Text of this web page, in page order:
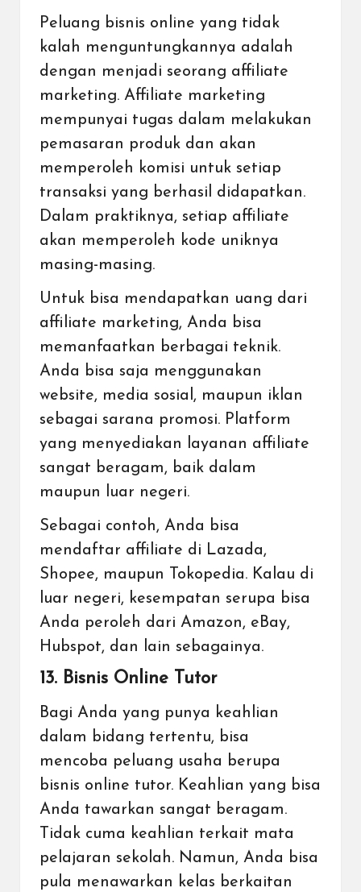
Peluang bisnis online yang tidak
kalah menguntungkannya adalah
dengan menjadi seorang affiliate
marketing. Affiliate marketing
mempunyai tugas dalam melakukan
pemasaran produk dan akan
memperoleh komisi untuk setiap
transaksi yang berhasil didapatkan.
Dalam praktiknya, setiap affiliate
akan memperoleh kode uniknya
masing-masing.
Untuk bisa mendapatkan uang dari
affiliate marketing, Anda bisa
memanfaatkan berbagai teknik.
Anda bisa saja menggunakan
website, media sosial, maupun iklan
sebagai sarana promosi. Platform
yang menyediakan layanan affiliate
sangat beragam, baik dalam
maupun luar negeri.
Sebagai contoh, Anda bisa
mendaftar affiliate di Lazada,
Shopee, maupun Tokopedia. Kalau di
luar negeri, kesempatan serupa bisa
Anda peroleh dari Amazon, eBay,
Hubspot, dan lain sebagainya.
13. Bisnis Online Tutor
Bagi Anda yang punya keahlian
dalam bidang tertentu, bisa
mencoba peluang usaha berupa
bisnis online tutor. Keahlian yang bisa
Anda tawarkan sangat beragam.
Tidak cuma keahlian terkait mata
pelajaran sekolah. Namun, Anda bisa
pula menawarkan kelas berkaitan